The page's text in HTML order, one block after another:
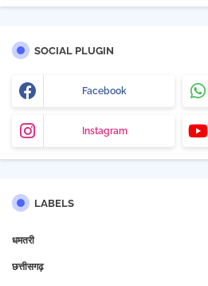
SOCIAL PLUGIN
Facebook
Instagram
LABELS
धमतरी
छत्तीसगढ़